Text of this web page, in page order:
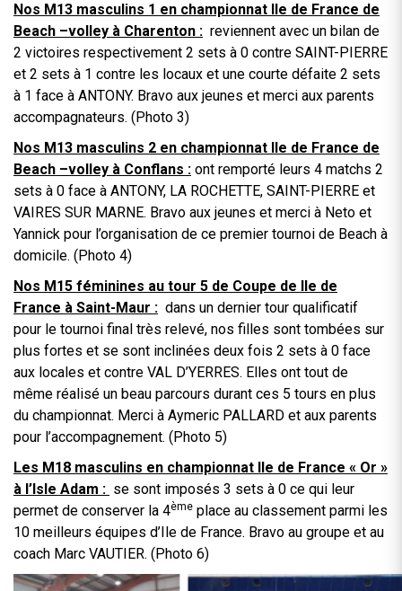
Nos M13 masculins 1 en championnat Ile de France de
Beach –volley à Charenton : reviennent avec un bilan de
2 victoires respectivement 2 sets à 0 contre SAINT-PIERRE
et 2 sets à 1 contre les locaux et une courte défaite 2 sets
à 1 face à ANTONY. Bravo aux jeunes et merci aux parents
accompagnateurs. (Photo 3)
Nos M13 masculins 2 en championnat Ile de France de
Beach –volley à Conflans : ont remporté leurs 4 matchs 2
sets à 0 face à ANTONY, LA ROCHETTE, SAINT-PIERRE et
VAIRES SUR MARNE. Bravo aux jeunes et merci à Neto et
Yannick pour l’organisation de ce premier tournoi de Beach à
domicile. (Photo 4)
Nos M15 féminines au tour 5 de Coupe de Ile de
France à Saint-Maur : dans un dernier tour qualificatif
pour le tournoi final très relevé, nos filles sont tombées sur
plus fortes et se sont inclinées deux fois 2 sets à 0 face
aux locales et contre VAL D’YERRES. Elles ont tout de
même réalisé un beau parcours durant ces 5 tours en plus
du championnat. Merci à Aymeric PALLARD et aux parents
pour l’accompagnement. (Photo 5)
Les M18 masculins en championnat Ile de France « Or »
à l’Isle Adam : se sont imposés 3 sets à 0 ce qui leur
permet de conserver la 4ème place au classement parmi les
10 meilleurs équipes d’Ile de France. Bravo au groupe et au
coach Marc VAUTIER. (Photo 6)